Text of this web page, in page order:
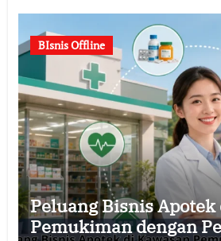
BIsnis Offline
Peluang Bisnis Apotek
Pemukiman dengan